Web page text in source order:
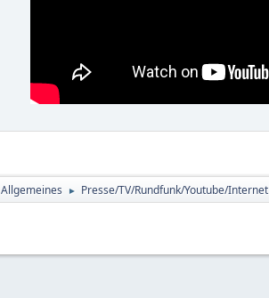
Allgemeines ► Presse/TV/Rundfunk/Youtube/Internet